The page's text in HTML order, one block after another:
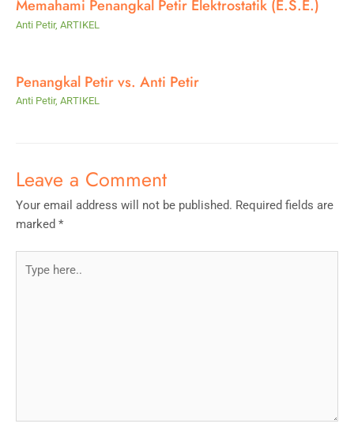
Memahami Penangkal Petir Elektrostatik (E.S.E.)
Anti Petir, ARTIKEL
Penangkal Petir vs. Anti Petir
Anti Petir, ARTIKEL
Leave a Comment
Your email address will not be published. Required fields are
marked *
here..